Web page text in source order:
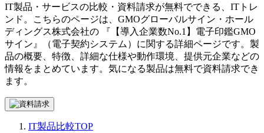
IT製品・サービスの比較・資料請求が無料でできる、ITトレ
ンド。こちらのページは、 GMOグローバルサイン・ホール
ディングス株式会社の 『 【導入企業数No.1】 電子印鑑GMO
サイン』（電子契約システム）に関する詳細ページです。製
品の概要、特徴、詳細な仕様や動作環境、提供元企業などの
情報をまとめています。気になる製品は無料で資料請求でき
ます。
IT製品比較TOP